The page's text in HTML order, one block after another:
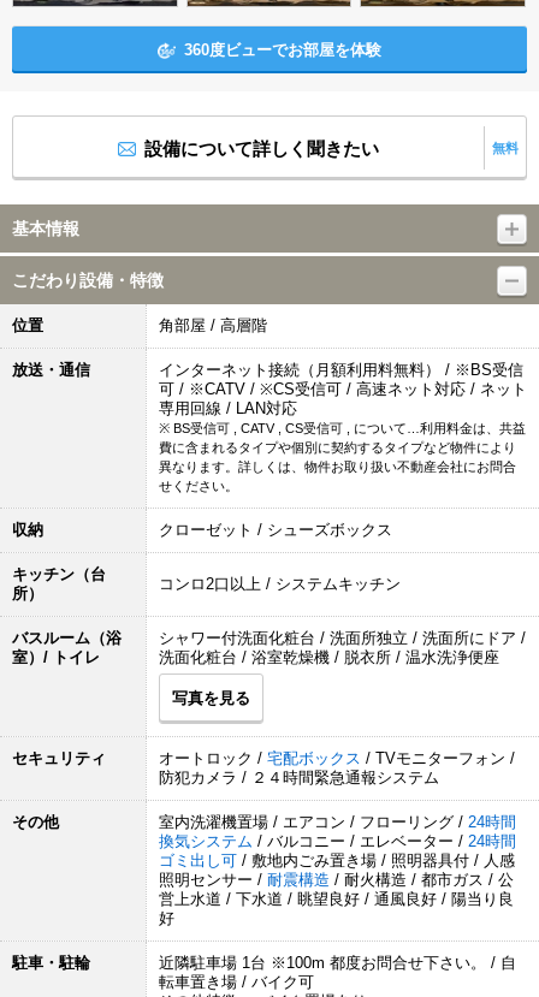
360度ビューでお部屋を体験
設備について詳しく聞きたい 無料
基本情報
こだわり設備・特徴
位置 角部屋 / 高層階
放送・通信
インターネット接続（月額利用料無料） / ※BS受信
可 / ※CATV / ※CS受信可 / 高速ネット対応 / ネット
専用回線 / LAN対応
※ BS受信可 , CATV , CS受信可 , について…利用料金は、共益
費に含まれるタイプや個別に契約するタイプなど物件により
異なります。詳しくは、物件お取り扱い不動産会社にお問合
せください。
収納 クローゼット / シューズボックス
キッチン（台
所）
コンロ2口以上 / システムキッチン
バスルーム（浴
室）/ トイレ
シャワー付洗面化粧台 / 洗面所独立 / 洗面所にドア /
洗面化粧台 / 浴室乾燥機 / 脱衣所 / 温水洗浄便座
写真を見る
セキュリティ オートロック / 宅配ボックス / TVモニターフォン /
防犯カメラ / ２４時間緊急通報システム
その他 室内洗濯機置場 / エアコン / フローリング / 24時間
換気システム / バルコニー / エレベーター / 24時間
ゴミ出し可 / 敷地内ごみ置き場 / 照明器具付 / 人感
照明センサー / 耐震構造 / 耐火構造 / 都市ガス / 公
営上水道 / 下水道 / 眺望良好 / 通風良好 / 陽当り良
好
駐車・駐輪
近隣駐車場 1台 ※100m 都度お問合せ下さい。 / 自
転車置き場 / バイク可